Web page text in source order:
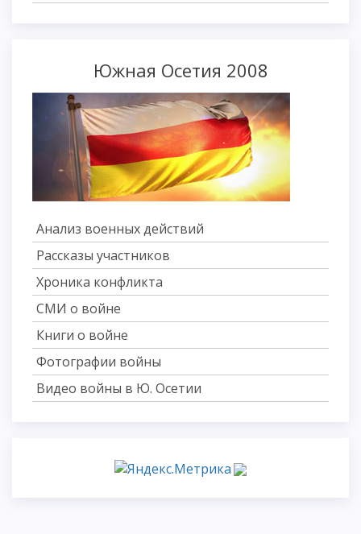
Южная Осетия 2008
Анализ военных действий
Рассказы участников
Хроника конфликта
СМИ о войне
Книги о войне
Фотографии войны
Видео войны в Ю. Осетии